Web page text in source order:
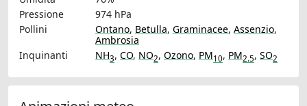
Pressione
974 hPa
Pollini
Ontano, Betulla, Graminacee, Assenzio,
Ambrosia
Inquinanti
NH3, CO, NO2, Ozono, PM10, PM2.5, SO2